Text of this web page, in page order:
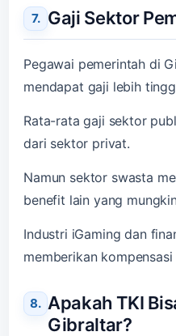
Gaji Sektor
Pegawai pemerintah di
mendapat gaji lebih
Rata-rata gaji sektor
dari sektor privat.
Namun sektor swasta
benefit lain yang
Industri iGaming dan
memberikan
Apakah TKI
Gibraltar?